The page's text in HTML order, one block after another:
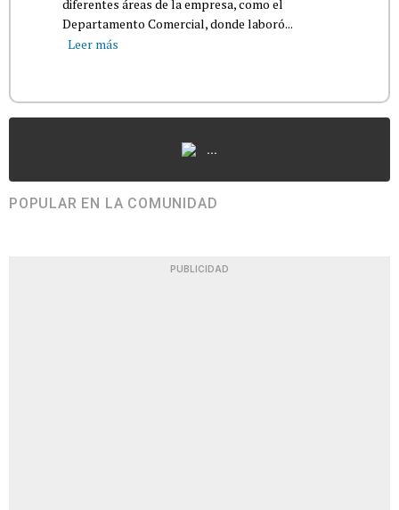
diferentes áreas de la empresa, como el
Departamento Comercial, donde laboró...
Leer más
...
POPULAR EN LA COMUNIDAD
PUBLICIDAD